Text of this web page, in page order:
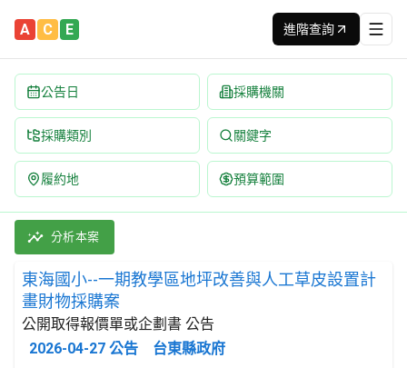
A C E 進階查詢
公告日 採購機關
採購類別 關鍵字
履約地 預算範圍
東海國小--一期教學區地坪改善與人工草皮設置計畫財物採
採購類別：財物類 運動商品 | 招標方式：公開取得報價單
分析本案
東海國小--一期教學區地坪改善與人工草皮設置計
畫財物採購案
公開取得報價單或企劃書 公告
2026-04-27 公告 台東縣政府